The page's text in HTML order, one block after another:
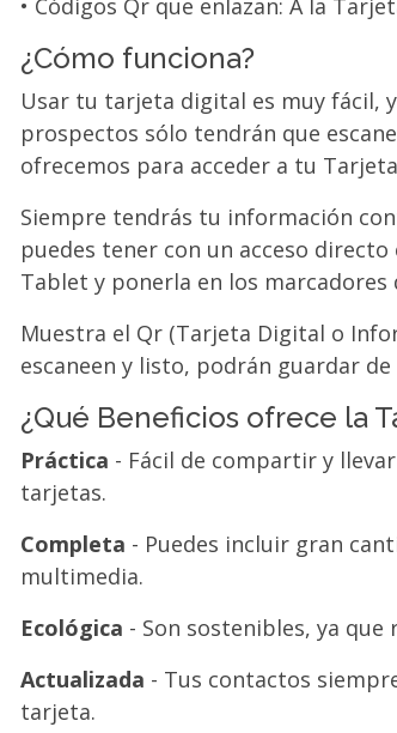
• Códigos Qr que enlazan: A la
¿Cómo funciona?
Usar tu tarjeta digital es muy fácil,
prospectos sólo tendrán que
ofrecemos para acceder a tu
Siempre tendrás tu información
puedes tener con un acceso
Tablet y ponerla en los marcadores
Muestra el Qr (Tarjeta Digital o
escaneen y listo, podrán guardar
¿Qué Beneficios ofrece la
Práctica - Fácil de compartir y
tarjetas.
Completa - Puedes incluir gran
multimedia.
Ecológica - Son sostenibles, ya que
Actualizada - Tus contactos
tarjeta.